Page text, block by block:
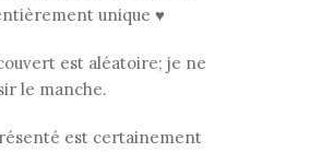
unique ♥
est aléatoire; je ne
le manche.
est certainement